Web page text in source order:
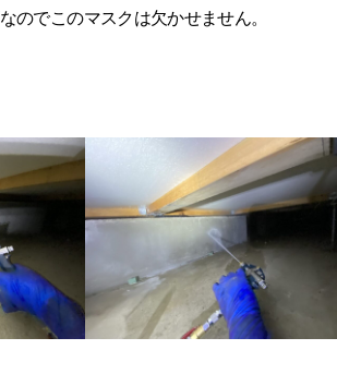
のでこのマスクは欠かせません。